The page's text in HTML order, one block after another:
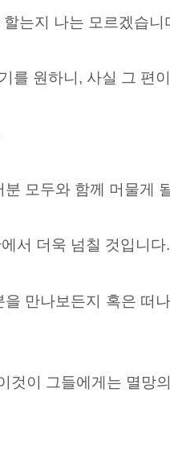
는지 나는 모르겠습니
를 원하니, 사실 그 편
모두와 함께 머물게
서 더욱 넘칠 것입니다.
만나보든지 혹은 떠
것이 그들에게는 멸망